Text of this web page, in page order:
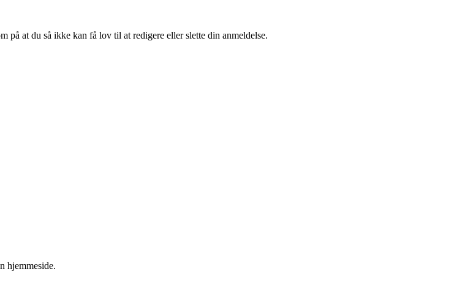
at du så ikke kan få lov til at redigere eller slette din anmeldelse.
hjemmeside.